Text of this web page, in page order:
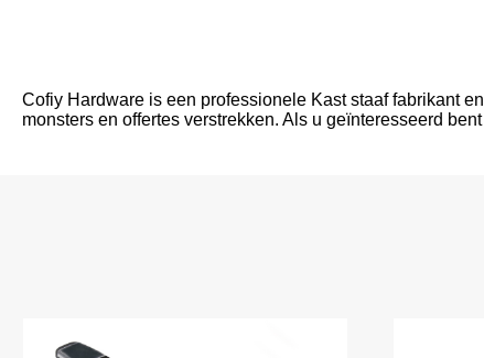
Cofiy Hardware is een professionele Kast staaf fabrikant
monsters en offertes verstrekken. Als u geïnteresseerd